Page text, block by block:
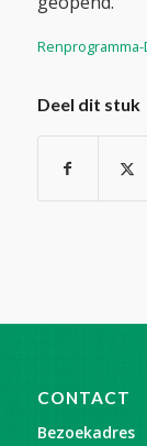
Deel dit stuk
CONTACT
Bezoekadres